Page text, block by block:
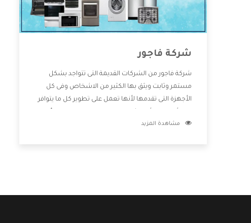
شركة فاجور
شركة فاجور من الشركات القديمة التى تتواجد بشكل
مستمر وثابت ويثق بها الكثير من الاشخاص وفى كل
الأجهزة التى تقدمها لأنها تعمل على تطوير كل ما يتوافر
خدمات ما بعد البيع مع المنتجات وتقدم للعملاء أقوى
مشاهدة المزيد